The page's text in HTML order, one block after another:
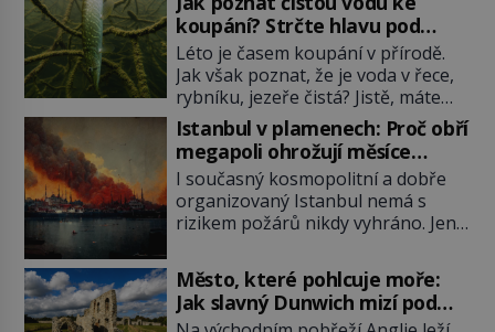
koupání? Strčte hlavu pod
hladinu!
Léto je časem koupání v přírodě.
Jak však poznat, že je voda v řece,
rybníku, jezeře čistá? Jistě, máte
možnost využít informace
hygieniků či podrobit křížovému
výslechu provozovatele přírodního
koupaliště. Existuje ale ještě jiná
alternativa. Jaká? Podívat se pod
hladinu a zjistit, kdo si onu
dávno před vámi. Říká se jim
bioindikátory […]
Istanbul v plamenech: Proč obří
megapoli ohrožují měsíce
smaženého lilku?
I současný kosmopolitní a dobře
organizovaný Istanbul nemá s
rizikem požárů nikdy vyhráno. Jen
představit, jaká požární rizika
skrýval Istanbul časů minulých. Jak
čelilo město v minulosti potenciální
Město, které pohlcuje moře:
Jak slavný Dunwich mizí pod
hladinou